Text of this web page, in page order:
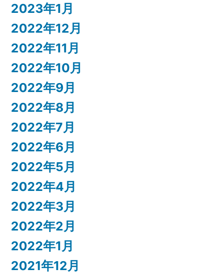
2023年1月
2022年12月
2022年11月
2022年10月
2022年9月
2022年8月
2022年7月
2022年6月
2022年5月
2022年4月
2022年3月
2022年2月
2022年1月
2021年12月